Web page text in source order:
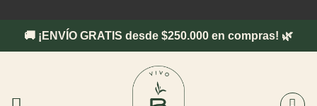
contenido
🚚 ¡ENVÍO GRATIS desde $250.000 en compras! 🌿